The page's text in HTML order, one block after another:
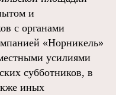
и
с органами
«Норникель»
усилиями
субботников, в
иных